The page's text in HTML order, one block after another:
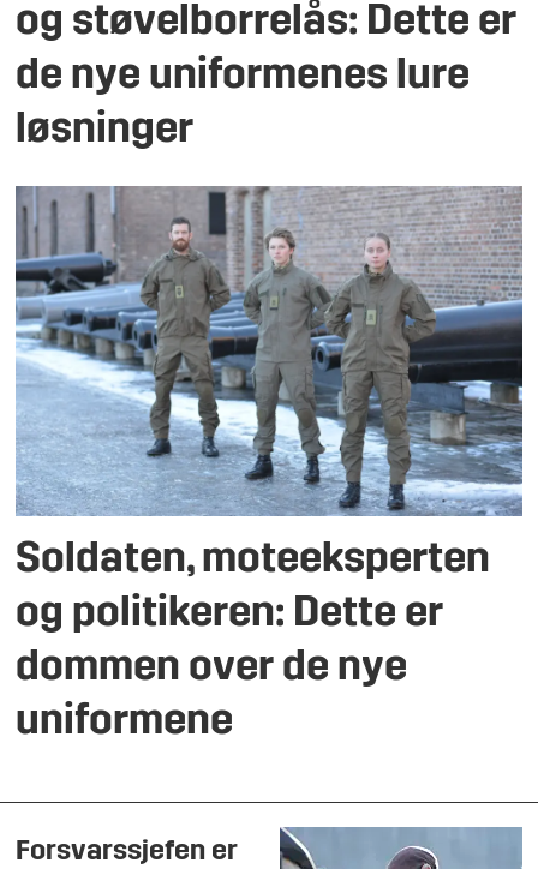
og støvelborrelås: Dette er
de nye uniformenes lure
løsninger
Soldaten, moteeksperten
og politikeren: Dette er
dommen over de nye
uniformene
Forsvarssjefen er